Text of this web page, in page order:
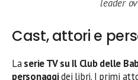
leader
Cast, attori e
Laserie TV su Il Club delle
personaggidei libri. I primi